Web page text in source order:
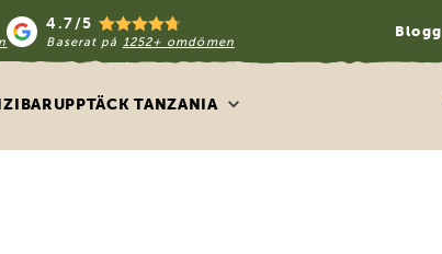
4.7/5
Baserat på 1252+ omdömen
Blogg
UPPTÄCK TANZANIA